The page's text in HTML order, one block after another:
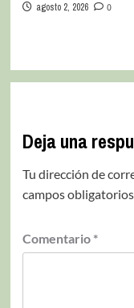
agosto 2, 2026 0
Deja una
Tu dirección de
campos
Comentario *